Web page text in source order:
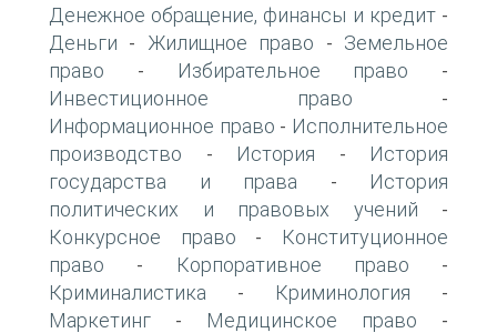
Денежное обращение, финансы и кредит-
Деньги - Жилищное право - Земельное
право - Избирательное право -
Инвестиционное право -
Информационное право - Исполнительное
производство - История -
История
государства и права -
История
политических и правовых учений -
Конкурсное право -
Конституционное
право - Корпоративное право -
Криминалистика - Криминология -
Маркетинг - Медицинское право -